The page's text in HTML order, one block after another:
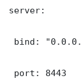
server:
bind:
port: 8443